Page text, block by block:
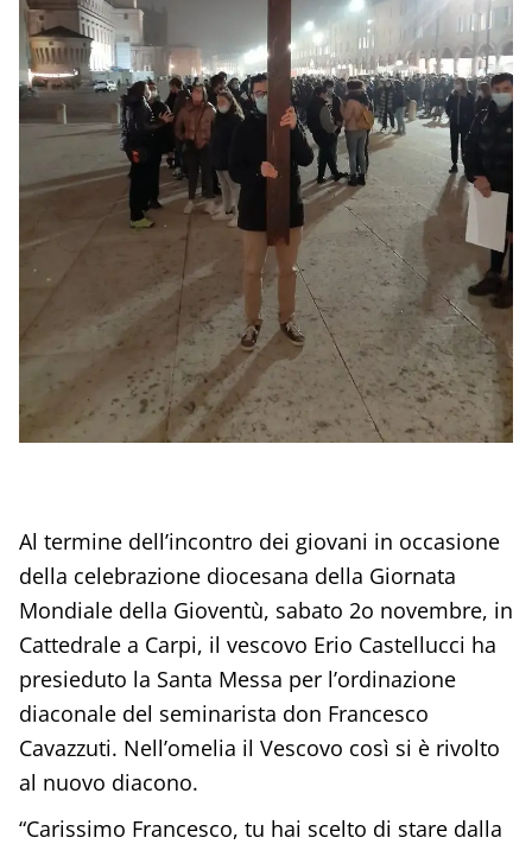
Al termine dell’incontro dei giovani in occasione
della celebrazione diocesana della Giornata
Mondiale della Gioventù, sabato 2o novembre, in
Cattedrale a Carpi, il vescovo Erio Castellucci ha
presieduto la Santa Messa per l’ordinazione
diaconale del seminarista don Francesco
Cavazzuti. Nell’omelia il Vescovo così si è rivolto
al nuovo diacono.
“Carissimo Francesco, tu hai scelto di stare dalla